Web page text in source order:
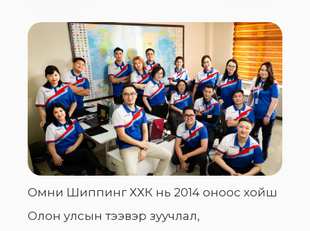
Омни Шиппинг ХХК нь 2014 оноос хойш
Олон улсын тээвэр зуучлал,